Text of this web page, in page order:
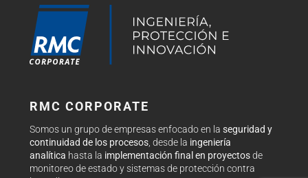
RMC CORPORATE
Somos un grupo de empresas enfocado en la seguridad y
continuidad de los procesos, desde la ingeniería
analítica hasta la implementación final en proyectosde
monitoreo de estado y sistemas de protección contra